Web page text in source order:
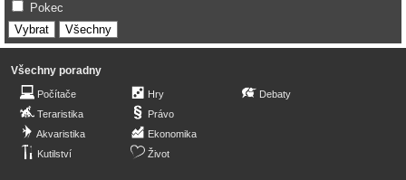
Pokec
Všechny poradny
Počítače
Teraristika
Akvaristika
Kutilství
Hry
Právo
Ekonomika
Život
Debaty